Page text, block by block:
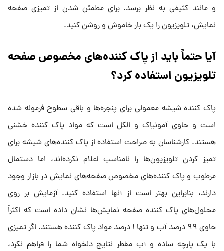
و مانند کثیفی به نظر برسد. برای مطمئن شدن از تمیزی صفحه
نمایش، تلویزیون را یک بار خاموش و روشن کنید.
آیا حتماً باید از پاک کننده‌های مخصوص صفحه
تلویزیون استفاده کرد؟
پاک کننده شیشه معمولی برای پنجره‌ها و باقی سطوح فرموله شده
است و حاوی آمونیاک و الکل است که مواد پاک کننده خشنی
هستند. کارشناسان به صراحت استفاده از پاک کننده‌های شیشه برای
تمیز کردن تلویزیون‌ها را نامناسب اعلام نکرده‌اند، اما دستمال
مرطوب و پاک کننده‌های مخصوص صفحه‌های نمایش در بازار وجود
دارند، بنابراین بهتر است از آنها استفاده کنید. آزمایش بر روی
محلول‌های پاک کننده صفحه نمایش‌ها نشان داده است که اکثراً
حاوی ۹۹ درصد آب و تنها ۱ درصد مواد پاک کننده هستند. اگر تمیزی
با یک پارچه ساده و آب مقطر نتایج دلخواه شما را فراهم نکرد،